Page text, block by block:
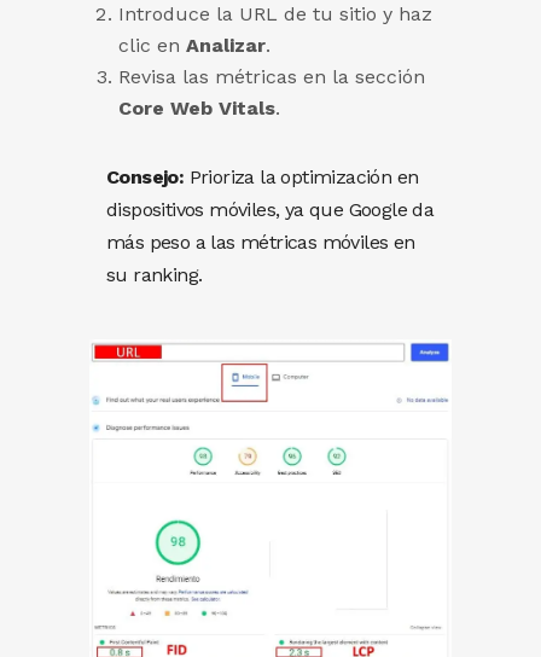
Introduce la URL de tu sitio y haz
clic en Analizar.
Revisa las métricas en la sección
Core Web Vitals.
Consejo: Prioriza la optimización en
dispositivos móviles, ya que Google da
más peso a las métricas móviles en
su ranking.